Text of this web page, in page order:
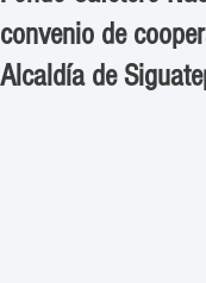
convenio de
Alcaldía de